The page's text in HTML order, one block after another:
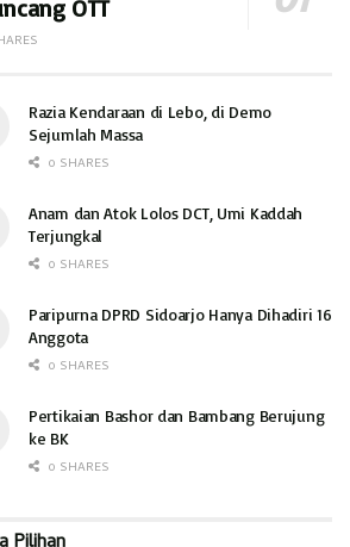
OTT
Razia Kendaraan di Lebo, di Demo
Sejumlah Massa
0 SHARES
Anam dan Atok Lolos DCT, Umi Kaddah
Terjungkal
0 SHARES
Paripurna DPRD Sidoarjo Hanya Dihadiri 16
Anggota
0 SHARES
Pertikaian Bashor dan Bambang Berujung
ke BK
0 SHARES